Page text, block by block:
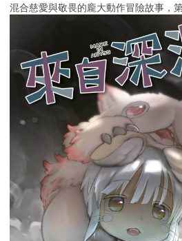
混合慈愛與敬畏的龐大動作冒險故事，